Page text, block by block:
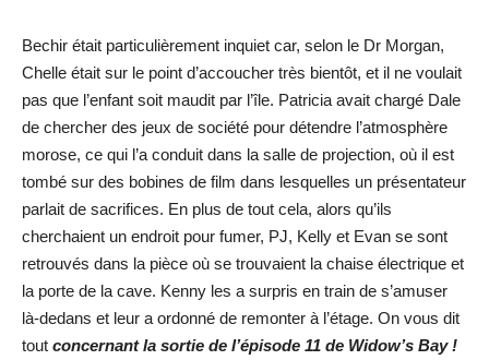
Bechir était particulièrement inquiet car, selon le Dr Morgan,
Chelle était sur le point d’accoucher très bientôt, et il ne voulait
pas que l’enfant soit maudit par l’île. Patricia avait chargé Dale
de chercher des jeux de société pour détendre l’atmosphère
morose, ce qui l’a conduit dans la salle de projection, où il est
tombé sur des bobines de film dans lesquelles un présentateur
parlait de sacrifices. En plus de tout cela, alors qu’ils
cherchaient un endroit pour fumer, PJ, Kelly et Evan se sont
retrouvés dans la pièce où se trouvaient la chaise électrique et
la porte de la cave. Kenny les a surpris en train de s’amuser
là-dedans et leur a ordonné de remonter à l’étage. On vous dit
tout concernant la sortie de l’épisode 11 de Widow’s Bay !